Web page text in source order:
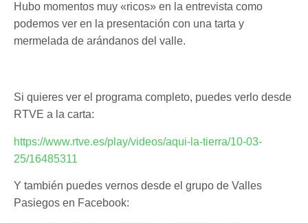
Hubo momentos muy «ricos» en la entrevista como
podemos ver en la presentación con una tarta y
mermelada de arándanos del valle.
Si quieres ver el programa completo, puedes verlo desde
RTVE a la carta:
https://www.rtve.es/play/videos/aqui-la-tierra/10-03-
25/16485311
Y también puedes vernos desde el grupo de Valles
Pasiegos en Facebook: